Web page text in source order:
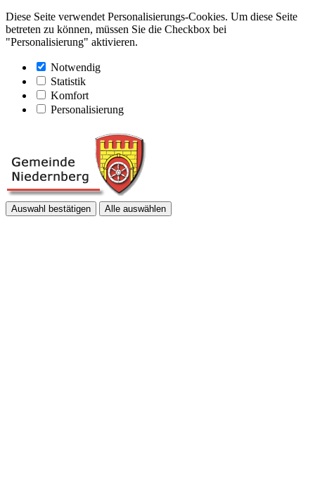
Diese Seite verwendet Personalisierungs-Cookies. Um diese Seite
betreten zu können, müssen Sie die Checkbox bei
"Personalisierung" aktivieren.
Notwendig
Statistik
Komfort
Personalisierung
Auswahl bestätigen Alle auswählen